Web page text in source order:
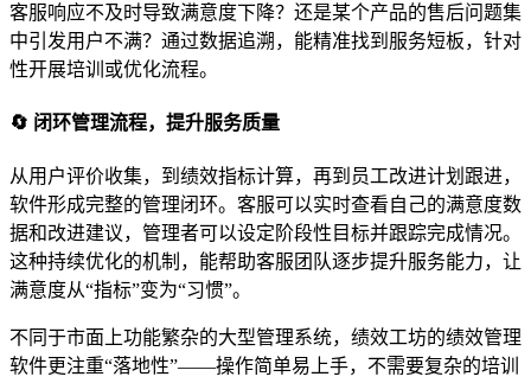
客服响应不及时导致满意度下降？还是某个产品的售后问题集
中引发用户不满？通过数据追溯，能精准找到服务短板，针对
性开展培训或优化流程。
🔄 闭环管理流程，提升服务质量
从用户评价收集，到绩效指标计算，再到员工改进计划跟进，
软件形成完整的管理闭环。客服可以实时查看自己的满意度数
据和改进建议，管理者可以设定阶段性目标并跟踪完成情况。
这种持续优化的机制，能帮助客服团队逐步提升服务能力，让
满意度从“指标”变为“习惯”。
不同于市面上功能繁杂的大型管理系统，绩效工坊的绩效管理
软件更注重“落地性”——操作简单易上手，不需要复杂的培训